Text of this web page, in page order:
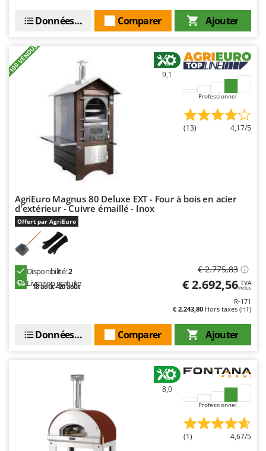
Ajouter
Comparer
Données techniques
+100 VENDUS 9,1
Professionnel
(13) 4,17/5
AgriEuro Magnus 80 Deluxe EXT - Four à bois en acier
d'extérieur - Cuivre émaillé - Inox
Offert par AgriEuro
Disponibilité:2
Livraison gratuite
18 août - 20 août
€ 2.775,83
€ 2.692,56 TVA
Inclus
R-171
€ 2.243,80 Hors taxes (HT)
Ajouter
Comparer
Données techniques
8,0
Professionnel
(1) 4,67/5